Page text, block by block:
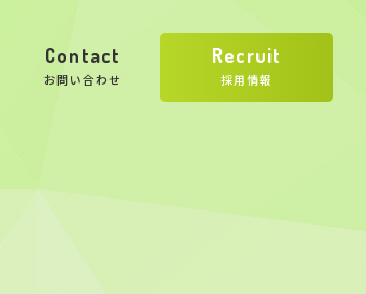
Contact
お問い合わせ
Recruit
採用情報